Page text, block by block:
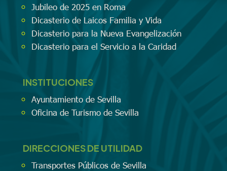
Jubileo de 2025 en Roma
Dicasterio de Laicos Familia y Vida
Dicasterio para la Nueva Evangelización
Dicasterio para el Servicio a la Caridad
INSTITUCIONES
Ayuntamiento de Sevilla
Oficina de Turismo de Sevilla
DIRECCIONES DE UTILIDAD
Transportes Públicos de Sevilla